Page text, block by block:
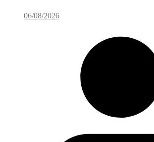
06/08/2026